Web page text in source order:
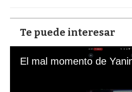
Te puede interesar